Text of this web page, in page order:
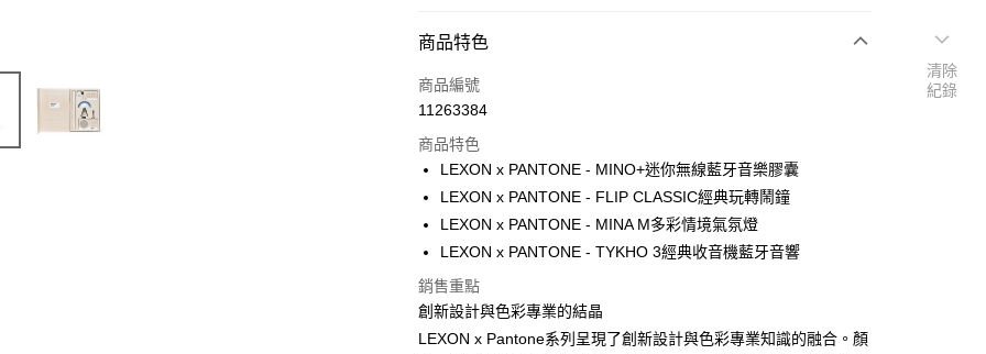
付款方式
信用卡一次付款
21家銀行
合作金庫商業銀行
第一商業銀行
華南商業銀行
彰化商業銀行
國泰世華商業銀行
兆豐國際商業銀行
臺灣中小企業銀行
匯豐（台灣）商業銀行
聯邦商業銀行
遠東國際商業銀行
6 期 0 利率 每期NT$1,165 21家銀行
合作金庫商業銀行
第一商業銀行
華南商業銀行
彰化商業銀行
國泰世華商業銀行
臺灣中小企業銀行
匯豐（台灣）商業銀行
華泰商業銀行
LINE Pay
ATM付款
商品特色
商品編號
11263384
商品特色
LEXON x PANTONE - MINO+迷你無線藍牙音樂膠囊
LEXON x PANTONE - FLIP CLASSIC經典玩轉鬧鐘
LEXON x PANTONE - MINA M多彩情境氣氛燈
LEXON x PANTONE - TYKHO 3經典收音機藍牙音響
銷售重點
創新設計與色彩專業的結晶
LEXON x Pantone系列呈現了創新設計與色彩專業知識的融合。顏
清除
紀錄